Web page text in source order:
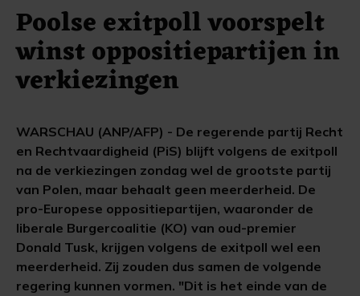
Poolse exitpoll voorspelt
winst oppositiepartijen in
verkiezingen
WARSCHAU (ANP/AFP) - De regerende partij Recht
en Rechtvaardigheid (PiS) blijft volgens de exitpoll
na de verkiezingen zondag wel de grootste partij
van Polen, maar behaalt geen meerderheid. De
pro-Europese oppositiepartijen, waaronder de
liberale Burgercoalitie (KO) van oud-premier
Donald Tusk, krijgen volgens de exitpoll wel een
meerderheid. Zij zouden dus samen de volgende
regering kunnen vormen. "Dit is het einde van de